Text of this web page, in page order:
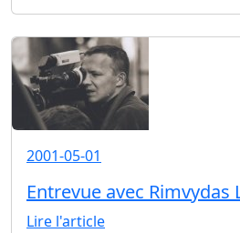
2001-05-01
Entrevue avec Rimvydas
Lire l'article